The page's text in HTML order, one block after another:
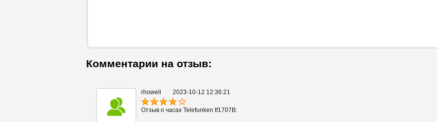
Комментарии на отзыв:
rhowell 2023-10-12 12:36:21
Отзыв о часах Telefunken tf1707B: